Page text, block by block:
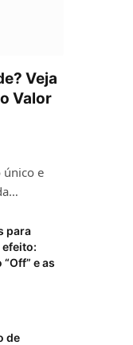
Veja
Valor
único e
para
efeito:
e as
de